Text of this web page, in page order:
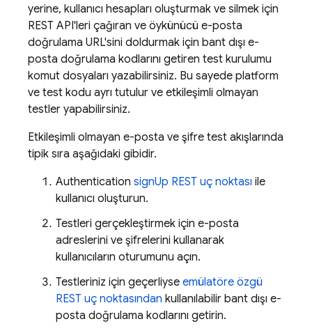
yerine, kullanıcı hesapları oluşturmak ve silmek için
REST API'leri çağıran ve öykünücü e-posta
doğrulama URL'sini doldurmak için bant dışı e-
posta doğrulama kodlarını getiren test kurulumu
komut dosyaları yazabilirsiniz. Bu sayede platform
ve test kodu ayrı tutulur ve etkileşimli olmayan
testler yapabilirsiniz.
Etkileşimli olmayan e-posta ve şifre test akışlarında
tipik sıra aşağıdaki gibidir.
Authentication signUp REST uç noktası ile
kullanıcı oluşturun.
Testleri gerçekleştirmek için e-posta
adreslerini ve şifrelerini kullanarak
kullanıcıların oturumunu açın.
Testleriniz için geçerliyse emülatöre özgü
REST uç noktasından kullanılabilir bant dışı e-
posta doğrulama kodlarını getirin.